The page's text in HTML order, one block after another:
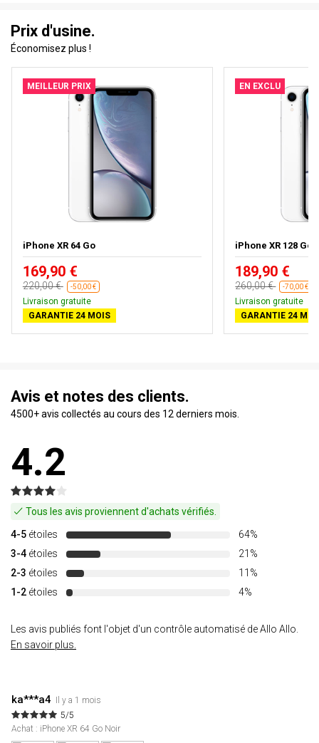
Prix d'usine.
Économisez plus !
MEILLEUR PRIX
iPhone XR 64 Go
169,90 €
220,00 € -50,00 €
Livraison gratuite
GARANTIE 24 MOIS
EN EXCLU
iPhone XR 128 Go
189,90 €
260,00 € -70,00 €
Livraison gratuite
GARANTIE 24
Avis et notes des clients.
4500+ avis collectés au cours des 12 derniers mois.
4.2
Tous les avis proviennent d'achats vérifiés.
4-5 étoiles
64%
3-4 étoiles
21%
2-3 étoiles
11%
1-2 étoiles 4%
Les avis publiés font l'objet d'un contrôle automatisé de Allo Allo.
En savoir plus.
ka***a4
Il y a 1 mois
5/5
Achat : iPhone XR 64 Go Noir